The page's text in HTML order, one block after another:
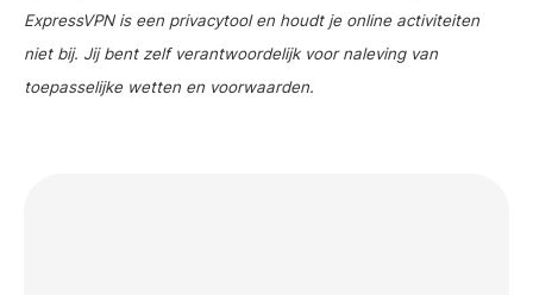
ExpressVPN is een privacytool en houdt je online activiteiten
niet bij. Jij bent zelf verantwoordelijk voor naleving van
toepasselijke wetten en voorwaarden.